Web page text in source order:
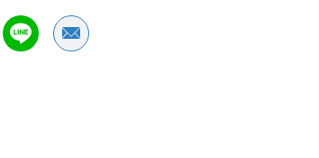
Share by Email